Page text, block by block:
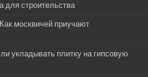
для строительства
москвичей приучают
укладывать плитку на гипсовую